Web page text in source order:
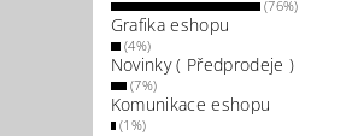
(76%)
Grafika eshopu
(4%)
Novinky ( Předprodeje )
(7%)
Komunikace eshopu
(1%)